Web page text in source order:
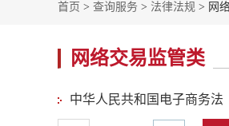
首页 > 查询服务 > 法律法规 > 网
网络交易监管类
中华人民共和国电子商务法